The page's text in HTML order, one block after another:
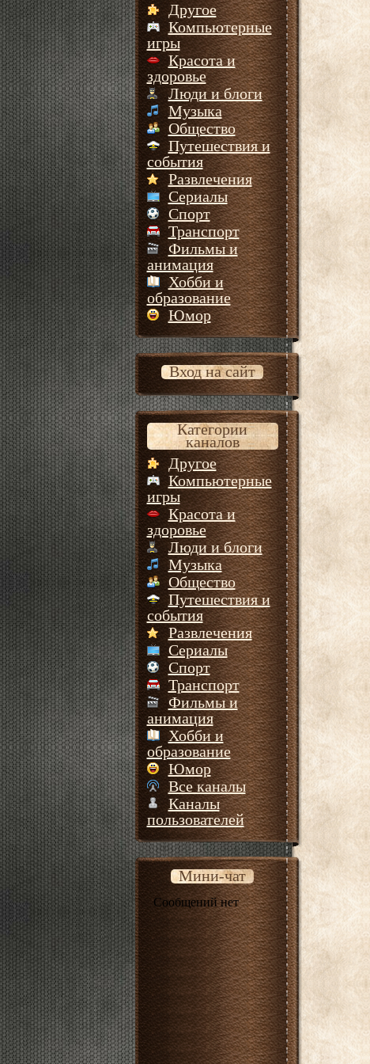
Другое
Компьютерные
игры
Красота и
здоровье
Люди и блоги
Музыка
Общество
Путешествия и
события
Развлечения
Сериалы
Спорт
Транспорт
Фильмы и
анимация
Хобби и
образование
Юмор
Вход на сайт
Категории
каналов
Другое
Компьютерные
игры
Красота и
здоровье
Люди и блоги
Музыка
Общество
Путешествия и
события
Развлечения
Сериалы
Спорт
Транспорт
Фильмы и
анимация
Хобби и
образование
Юмор
Все каналы
Каналы
пользователей
Мини-чат